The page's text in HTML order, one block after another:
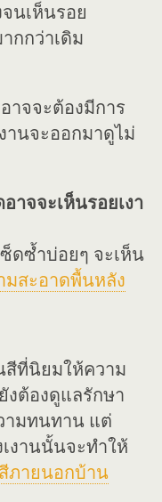
นเห็นรอย
กกว่าเดิม
าจจะต้องมีการ
านจะออกมาดูไม่
าจจะเห็นรอยเงา
ดซ้ำบ่อยๆ จะเห็น
มสะอาดพื้นหลัง
สีที่นิยมให้ความ
งต้องดูแลรักษา
ามทนทาน แต่
งานนั้นจะทำให้
ภายนอกบ้าน